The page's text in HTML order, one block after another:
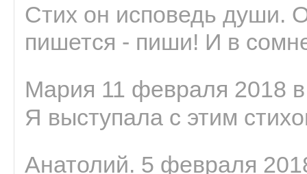
Стих он исповедь души.
пишется - пиши! И в
Мария 11 февраля 2018
Я выступала с этим
Анатолий. 5 февраля